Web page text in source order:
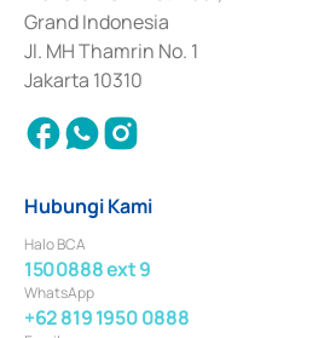
Surat Berharga Komersial yang izinnya
Grand Indonesia
Jl. MH Thamrin No. 1
Jakarta 10310
Hubungi Kami
Halo BCA
1500888 ext 9
WhatsApp
+62 819 1950 0888